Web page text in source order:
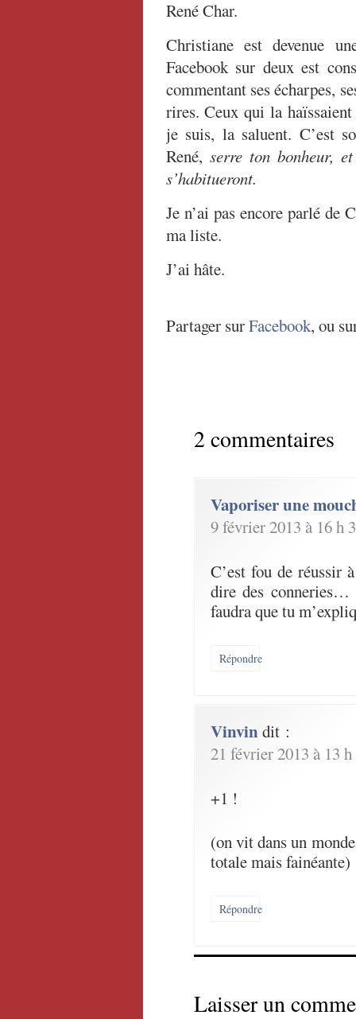
René Char.
Christiane est devenue
Facebook sur deux est
commentant ses écharpes,
rires. Ceux qui la
je suis, la saluent. C’est
René, serre ton bonheur,
s’habitueront.
Je n’ai pas encore parlé de
ma liste.
J’ai hâte.
Partager surFacebook, ou
2 commentaires
Vaporiser une
9 février 2013 à 16 h
C’est fou de réussir
dire des
faudra que tu
Répondre
Vinvindit :
21 février 2013 à 13
+1 !
(on vit dans un
totale mais fainéante)
Répondre
Laisser un